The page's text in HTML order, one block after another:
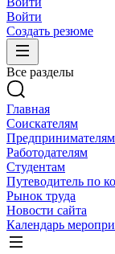
Войти
Создать резюме
Все разделы
Главная
Соискателям
Предпринимателям
Работодателям
Студентам
Путеводитель по
Рынок труда
Новости сайта
Календарь